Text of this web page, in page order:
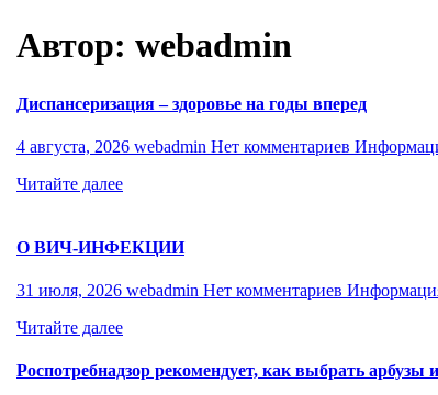
Автор: webadmin
Диспансеризация – здоровье на годы вперед
4 августа, 2026 webadmin Нет комментариев
Читайте далее
О ВИЧ-ИНФЕКЦИИ
31 июля, 2026 webadmin Нет комментариев
Читайте далее
Роспотребнадзор рекомендует, как выбрать арбузы